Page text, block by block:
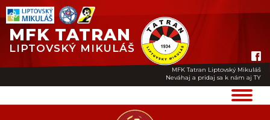
MFK TATRAN
LIPTOVSKÝ MIKULÁŠ
MFK Tatran Liptovský Mikuláš
Neváhaj a pridaj sa k nám aj TY